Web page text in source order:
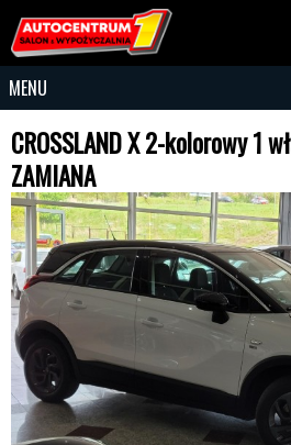
MENU
CROSSLAND X 2-kolorowy 1
ZAMIANA